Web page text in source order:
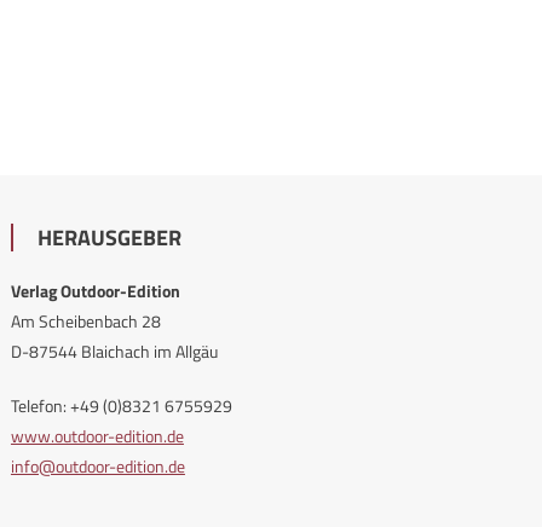
HERAUSGEBER
Verlag Outdoor-Edition
Am Scheibenbach 28
D-87544 Blaichach im Allgäu
Telefon: +49 (0)8321 6755929
www.outdoor-edition.de
info@outdoor-edition.de